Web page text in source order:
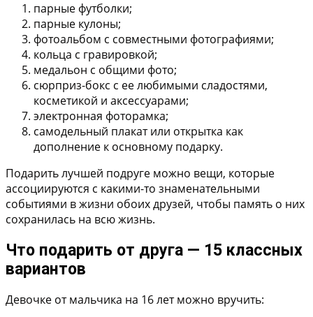
парные футболки;
парные кулоны;
фотоальбом с совместными фотографиями;
кольца с гравировкой;
медальон с общими фото;
сюрприз-бокс с ее любимыми сладостями,
косметикой и аксессуарами;
электронная фоторамка;
самодельный плакат или открытка как
дополнение к основному подарку.
Подарить лучшей подруге можно вещи, которые
ассоциируются с какими-то знаменательными
событиями в жизни обоих друзей, чтобы память о них
сохранилась на всю жизнь.
Что подарить от друга — 15 классных
вариантов
Девочке от мальчика на 16 лет можно вручить: